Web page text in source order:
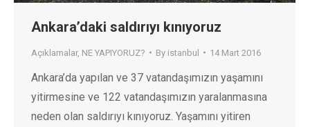
Ankara’daki saldırıyı kınıyoruz
Açıklamalar, NE YAPIYORUZ? By istanbul 14 Mart 2016
Ankara’da yapılan ve 37 vatandaşımızın yaşamını
yitirmesine ve 122 vatandaşımızın yaralanmasına
neden olan saldırıyı kınıyoruz. Yaşamını yitiren